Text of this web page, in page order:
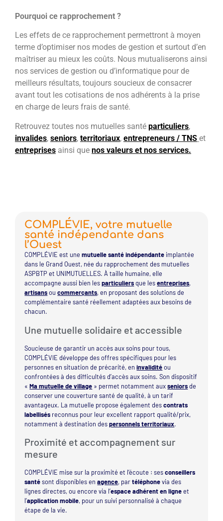
Pourquoi ce rapprochement ?
Les effets de ce rapprochement permettront à moyen
terme d’optimiser nos modes de gestion et surtout d’en
maîtriser au mieux les coûts. Nous mutualiserons ainsi
nos services de gestion ou d’informatique pour de
meilleurs résultats, toujours soucieux de consacrer
avant tout les cotisations de nos adhérents à la prise
en charge de leurs frais de santé.
Retrouvez toutes nos mutuelles santé particuliers,
invalides, seniors, territoriaux, entrepreneurs / TNS et
entreprises ainsi que nos valeurs et nos services.
COMPLÉVIE, votre mutuelle
santé indépendante dans
l’Ouest
COMPLÉVIE est unemutuelle santé indépendante implantée
dans le Grand Ouest, née du rapprochement des mutuelles
ASPBTP et UNIMUTUELLES. À taille humaine, elle
accompagne aussi bien lesparticuliersque lesentreprises,
artisansoucommerçants, en proposant des solutions de
complémentaire santé réellement adaptées aux besoins de
chacun.
Une mutuelle solidaire et accessible
Soucieuse de garantir un accès aux soins pour tous,
COMPLÉVIE développe des offres spécifiques pour les
personnes en situation de précarité, eninvaliditéou
confrontées à des difficultés d’accès aux soins. Son dispositif
«Ma mutuelle de village » permet notamment auxseniorsde
conserver une couverture santé de qualité, à un tarif
avantageux. La mutuelle propose également descontrats
labellisés reconnus pour leur excellent rapport qualité/prix,
notamment à destination despersonnels territoriaux.
Proximité et accompagnement sur
mesure
COMPLÉVIE mise sur la proximité et l’écoute : sesconseillers
santésont disponibles enagence, partéléphonevia des
lignes directes, ou encore via l’espace adhérent en ligneet
l’application mobile, pour un suivi personnalisé à chaque
étape de la vie.